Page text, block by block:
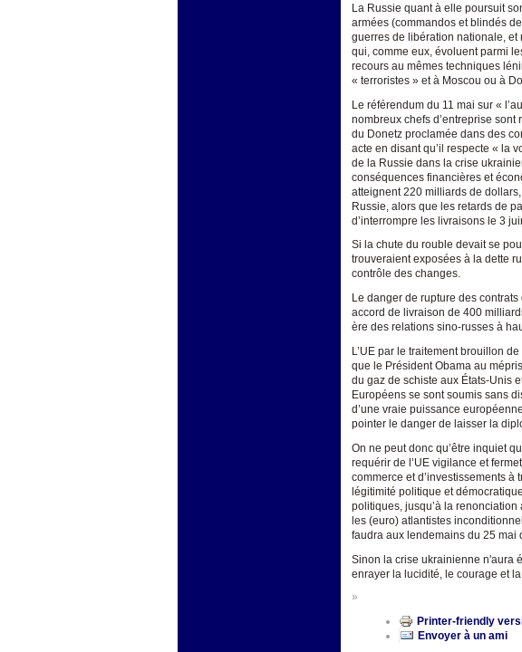
La Russie quant à elle poursuit
armées (commandos et blindés
guerres de libération nationale, et
qui, comme eux, évoluent parmi
recours au mêmes techniques
« terroristes » et à Moscou ou à
Le référendum du 11 mai sur «
nombreux chefs d’entreprise
du Donetz proclamée dans des
acte en disant qu’il respecte « la
de la Russie dans la crise
conséquences financières et
atteignent 220 milliards de
Russie, alors que les retards de
d’interrompre les livraisons le 3
Si la chute du rouble devait se
trouveraient exposées à la dette
contrôle des changes.
Le danger de rupture des
accord de livraison de 400
ère des relations sino-russes à
L’UE par le traitement brouillon
que le Président Obama au
du gaz de schiste aux États-Unis
Européens se sont soumis sans
d’une vraie puissance
pointer le danger de laisser la
On ne peut donc qu’être inquiet
requérir de l’UE vigilance et
commerce et d’investissements
légitimité politique et
politiques, jusqu’à la
les (euro) atlantistes
faudra aux lendemains du 25 mai
Sinon la crise ukrainienne n'aura
enrayer la lucidité, le courage et la
»
Printer-friendly
Envoyer à un ami